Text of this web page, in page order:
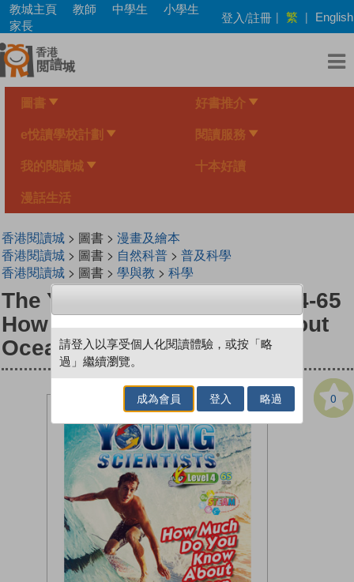
Skip
main
content
教城主頁 教師 中學生
小學生
家長
登入/註冊 | 繁 | English
圖書 好書推介
e悅讀學校計劃 閱讀服務
我的閱讀城 十本好讀
漫話生活
香港閱讀城> 圖書 > 漫畫及繪本
香港閱讀城> 圖書 > 自然科普> 普及科學
香港閱讀城> 圖書 > 學與教 > 科學
The Young Scientists Level 4-65
How Much Do You Know About
Ocean Waves?
0
請登入以享受個人化閱讀體驗，或按「略
過」繼續瀏覽。
成為會員 登入 略過